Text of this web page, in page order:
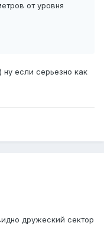
от уровня
если серьезно как
дружеский сектор